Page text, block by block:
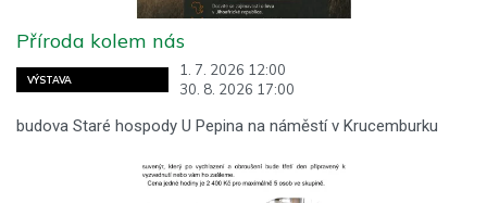
VÝSTAVA
1. 7. 2026 12:00
30. 8. 2026 17:00
Příroda kolem nás
budova Staré hospody U Pepina na náměstí v Krucemburku